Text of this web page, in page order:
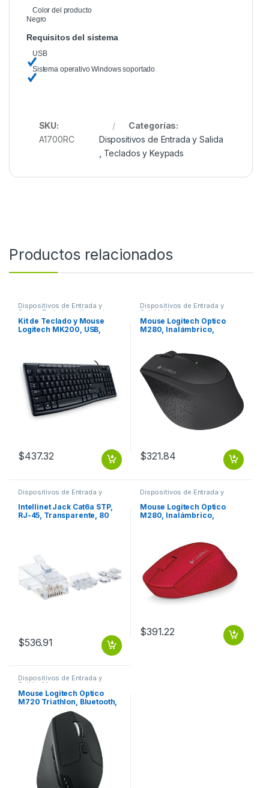
Color del producto
Negro
Requisitos del sistema
USB
Sistema operativo Windows soportado
SKU:
A1700RC
Categorías:
Dispositivos de Entrada y Salida
, Teclados y Keypads
Productos relacionados
Dispositivos de Entrada y
Salida Teclados y Keypads
Kit de Teclado y Mouse
Logitech MK200, USB,
$437.32
Dispositivos de Entrada y
Salida Mouse
Mouse Logitech Óptico
M280, Inalámbrico,
$321.84
Dispositivos de Entrada y
Intellinet Jack Cat6a STP,
RJ-45, Transparente, 80
$536.91
Dispositivos de Entrada y
Mouse Logitech Óptico
M280, Inalámbrico,
$391.22
Dispositivos de Entrada y
Salida Mouse
Mouse Logitech Óptico
M720 Triathlon, Bluetooth,
USB, 1000DPI, Negro
MULTIDISPOSITIVO